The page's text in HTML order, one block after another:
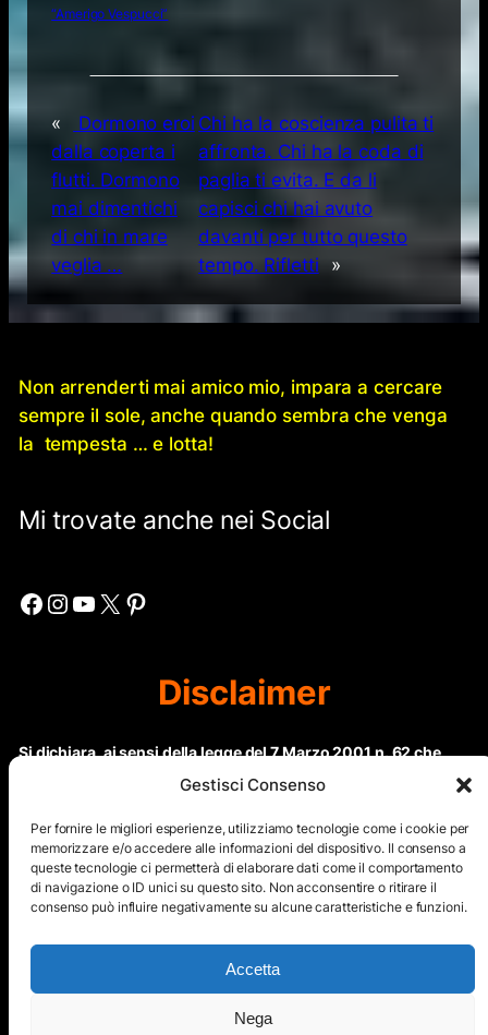
Gestisci Consenso
Per fornire le migliori esperienze, utilizziamo tecnologie come i cookie per
memorizzare e/o accedere alle informazioni del dispositivo. Il consenso a
queste tecnologie ci permetterà di elaborare dati come il comportamento
di navigazione o ID unici su questo sito. Non acconsentire o ritirare il
consenso può influire negativamente su alcune caratteristiche e funzioni.
Accetta
Nega
“Amerigo Vespucci”
«
Dormono eroi
dalla coperta i
flutti. Dormono
mai dimentichi
di chi in mare
veglia …
Chi ha la coscienza pulita ti
affronta. Chi ha la coda di
paglia ti evita. E da li
capisci chi hai avuto
davanti per tutto questo
tempo. Rifletti
»
Non arrenderti mai amico mio, impara a cercare
sempre il sole, anche quando sembra che venga
la tempesta … e lotta!
Mi trovate anche nei Social
Facebook Instagram YouTube X Pinterest
Disclaimer
Si dichiara, ai sensi della legge del 7 Marzo 2001 n. 62 che
questo sito non rientra nella categoria di “Informazione
regolari. Le immagini dei collaboratori detentori del
Copyright © sono riproducibili solo dietro specifica
autorizzazione. Il contenuto del sito, comprensivo di testi e
immagini, eccetto dove espressamente specificato, è
protetto da Copyright © e non può essere riprodotto e
diffuso tramite nessun mezzo elettronico o cartaceo senza
esplicita autorizzazione scritta da parte dello staff di ”Il Mare
nel cuore”